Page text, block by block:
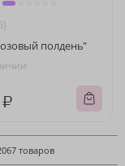
полдень"
товаров